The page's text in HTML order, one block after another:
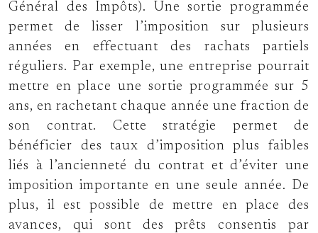
Général des Impôts). Une sortie programmée
permet de lisser l’imposition sur plusieurs
années en effectuant des rachats partiels
réguliers. Par exemple, une entreprise pourrait
mettre en place une sortie programmée sur 5
ans, en rachetant chaque année une fraction de
son contrat. Cette stratégie permet de
bénéficier des taux d’imposition plus faibles
liés à l’ancienneté du contrat et d’éviter une
imposition importante en une seule année. De
plus, il est possible de mettre en place des
avances, qui sont des prêts consentis par